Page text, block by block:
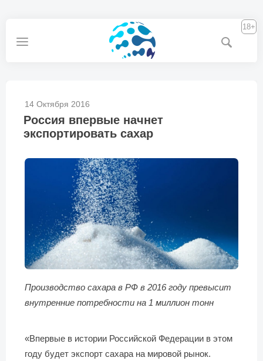
18+
14 Октября 2016
Россия впервые начнет
экспортировать сахар
Производство сахара в РФ в 2016 году превысит
внутренние потребности на 1 миллион тонн
«Впервые в истории Российской Федерации в этом
году будет экспорт сахара на мировой рынок.